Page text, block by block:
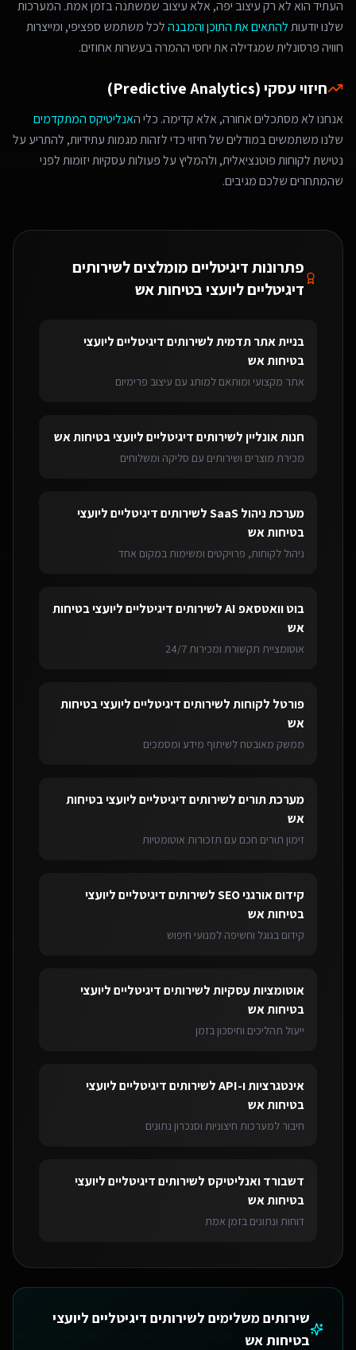
העתיד הוא לא רק עיצוב יפה, אלא עיצוב שמשתנה בזמן אמת. המערכות
שלנו יודעותלהתאים את התוכן והמבנהלכל משתמש ספציפי, ומייצרות
חוויה פרסונלית שמגדילה את יחסי ההמרה בעשרות אחוזים.
חיזוי עסקי (Predictive Analytics)
אנחנו לא מסתכלים אחורה, אלא קדימה. כלי האנליטיקס המתקדמים
שלנו משתמשים במודלים של חיזוי כדי לזהות מגמות עתידיות, להתריע על
נטישת לקוחות פוטנציאלית, ולהמליץ על פעולות עסקיות יזומות לפני
שהמתחרים שלכם מגיבים.
פתרונות דיגיטליים מומלצים לשירותים
דיגיטליים ליועצי בטיחות אש
בניית אתר תדמיתלשירותים דיגיטליים ליועצי
בטיחות אש
אתר מקצועי ומותאם למותג עם עיצוב פרימיום
חנות אונלייןלשירותים דיגיטליים ליועצי בטיחות אש
מכירת מוצרים ושירותים עם סליקה ומשלוחים
מערכת ניהול SaaS לשירותים דיגיטליים ליועצי
בטיחות אש
ניהול לקוחות, פרויקטים ומשימות במקום אחד
בוט וואטסאפ AI לשירותים דיגיטליים ליועצי בטיחות
אש
אוטומציית תקשורת ומכירות 24/7
פורטל לקוחותלשירותים דיגיטליים ליועצי בטיחות
אש
ממשק מאובטח לשיתוף מידע ומסמכים
מערכת תוריםלשירותים דיגיטליים ליועצי בטיחות
אש
זימון תורים חכם עם תזכורות אוטומטיות
קידום אורגני SEO לשירותים דיגיטליים ליועצי
בטיחות אש
קידום בגוגל וחשיפה למנועי חיפוש
אוטומציות עסקיותלשירותים דיגיטליים ליועצי
בטיחות אש
ייעול תהליכים וחיסכון בזמן
אינטגרציות ו-API לשירותים דיגיטליים ליועצי
בטיחות אש
חיבור למערכות חיצוניות וסנכרון נתונים
דשבורד ואנליטיקס לשירותים דיגיטליים ליועצי
בטיחות אש
דוחות ונתונים בזמן אמת
שירותים משלימים לשירותים דיגיטליים ליועצי
בטיחות אש